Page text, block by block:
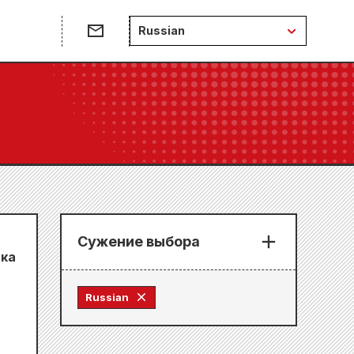
Russian
Сужение выбора
Russian